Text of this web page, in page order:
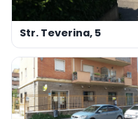
Str. Teverina, 5